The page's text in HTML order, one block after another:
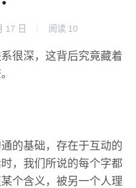
17 日 阅读 10
很深，这背后究竟藏着
的基础，存在于互动的
，我们所说的每个字都
个含义，被另一个人理